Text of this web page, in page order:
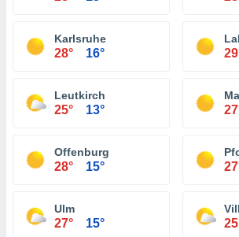
Karlsruhe
28° 16°
Leutkirch
25° 13°
Offenburg
28° 15°
Ulm
27° 15°